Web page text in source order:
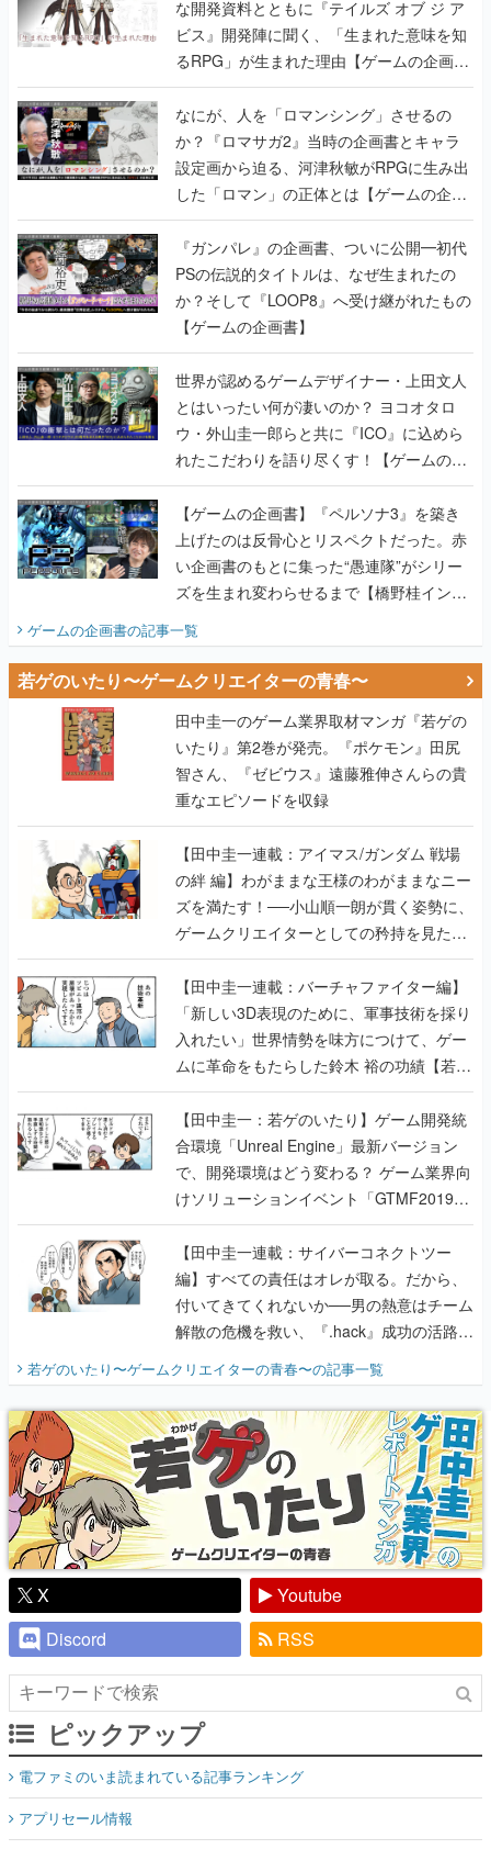
書】
なにが、人を「ロマンシング」させるの
か？『ロマサガ2』当時の企画書とキャラ
設定画から迫る、河津秋敏がRPGに生み出
した「ロマン」の正体とは【ゲームの企画
書】
『ガンパレ』の企画書、ついに公開━初代
PSの伝説的タイトルは、なぜ生まれたの
か？そして『LOOP8』へ受け継がれたもの
【ゲームの企画書】
世界が認めるゲームデザイナー・上田文人
とはいったい何が凄いのか？ ヨコオタロ
ウ・外山圭一郎らと共に『ICO』に込めら
れたこだわりを語り尽くす！【ゲームの企
画書】
【ゲームの企画書】『ペルソナ3』を築き
上げたのは反骨心とリスペクトだった。赤
い企画書のもとに集った“愚連隊”がシリー
ズを生まれ変わらせるまで【橋野桂インタ
ビュー】
ゲームの企画書の記事一覧
若ゲのいたり〜ゲームクリエイターの青春〜
田中圭一のゲーム業界取材マンガ『若ゲの
いたり』第2巻が発売。『ポケモン』田尻
智さん、『ゼビウス』遠藤雅伸さんらの貴
重なエピソードを収録
【田中圭一連載：アイマス/ガンダム 戦場
の絆 編】わがままな王様のわがままなニー
ズを満たす！──小山順一朗が貫く姿勢に、
ゲームクリエイターとしての矜持を見た
【若ゲのいたり最終回】
【田中圭一連載：バーチャファイター編】
「新しい3D表現のために、軍事技術を採り
入れたい」世界情勢を味方につけて、ゲー
ムに革命をもたらした鈴木 裕の功績【若ゲ
のいたり】
【田中圭一：若ゲのいたり】ゲーム開発統
合環境「Unreal Engine」最新バージョン
で、開発環境はどう変わる？ ゲーム業界向
けソリューションイベント「GTMF2019」
に行って、より理解を深めよう【PR】
【田中圭一連載：サイバーコネクトツー
編】すべての責任はオレが取る。だから、
付いてきてくれないか──男の熱意はチーム
解散の危機を救い、『.hack』成功の活路を
開く。業界の快男児・松山 洋に流れる血は
『少年ジャンプ』色だった【若ゲのいた
り】
若ゲのいたり〜ゲームクリエイターの青春〜の記事一覧
X
Youtube
Discord
RSS
ピックアップ
電ファミのいま読まれている記事ランキング
アプリセール情報
インタビュー
連載・特集一覧